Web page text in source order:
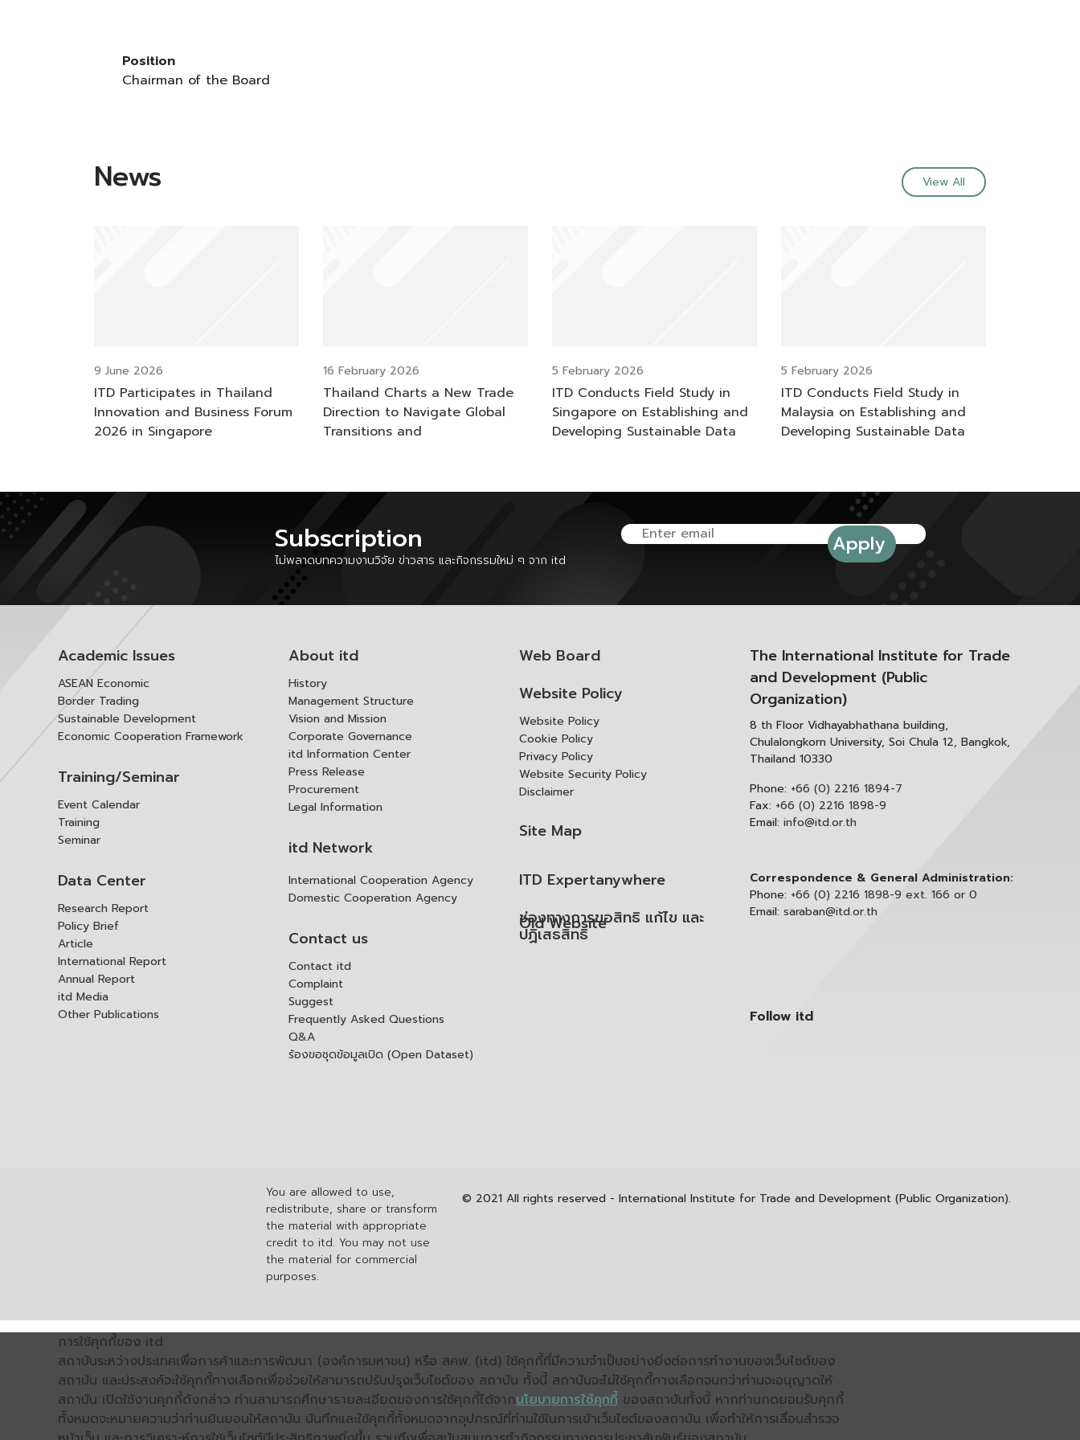
Position
Chairman of the Board
News View All
9 June 2026
ITD Participates in Thailand
Innovation and Business Forum
2026 in Singapore
16 February 2026
Thailand Charts a New Trade
Direction to Navigate Global
Transitions and
into Long-Term Resilience and
Competitiveness
5 February 2026
ITD Conducts Field Study in
Singapore on Establishing and
Developing Sustainable Data
5 February 2026
ITD Conducts Field Study in
Malaysia on Establishing and
Developing Sustainable Data
Subscription
ไม่พลาดบทความงานวิจัย ข่าวสาร และกิจกรรมใหม่ ๆ จาก itd
Academic Issues
ASEAN Economic
Border Trading
Sustainable Development
Economic Cooperation Framework
Training/Seminar
Event Calendar
Training
Seminar
Data Center
Research Report
Policy Brief
Article
International Report
Annual Report
itd Media
Other Publications
About itd
History
Management Structure
Vision and Mission
Corporate Governance
itd Information Center
Press Release
Procurement
Legal Information
itd Network
International Cooperation Agency
Domestic Cooperation Agency
Contact us
Contact itd
Complaint
Suggest
Frequently Asked Questions
Q&A
ร้องขอชุดข้อมูลเปิด (Open Dataset)
Web Board
Website Policy
Website Policy
Cookie Policy
Privacy Policy
Website Security Policy
Disclaimer
Site Map
ITD Expertanywhere
ช่องทางการขอสิทธิ แก้ไข และ
ปฏิเสธสิทธิ
Old Website
The International Institute for Trade
and Development (Public
Organization)
8 th Floor Vidhayabhathana building,
Chulalongkorn University, Soi Chula 12, Bangkok,
Thailand 10330
Phone: +66 (0) 2216 1894-7
Fax: +66 (0) 2216 1898-9
Email: info@itd.or.th
Correspondence & General Administration:
Phone: +66 (0) 2216 1898-9 ext. 166 or 0
Email: saraban@itd.or.th
Follow itd
You are allowed to use,
redistribute, share or transform
the material with appropriate
credit to itd. You may not use
the material for commercial
purposes.
© 2021 All rights reserved - International Institute for Trade and Development (Public Organization).
การใช้คุกกี้ของ itd
สถาบันระหว่างประเทศเพื่อการค้าและการพัฒนา (องค์การมหาชน) หรือ สคพ. (itd) ใช้คุกกี้ที่มีความจำเป็นอย่างยิ่งต่อการทำงานของเว็บไซต์ของ
สถาบัน และประสงค์จะใช้คุกกี้ทางเลือกเพื่อช่วยให้สามารถปรับปรุงเว็บไซต์ของ สถาบัน ทั้งนี้ สถาบันจะไม่ใช้คุกกี้ทางเลือกจนกว่าท่านจะอนุญาตให้
สถาบัน เปิดใช้งานคุกกี้ดังกล่าว ท่านสามารถศึกษารายละเอียดของการใช้คุกกี้ได้จากนโยบายการใช้คุกกี้ ของสถาบันทั้งนี้ หากท่านกดยอมรับคุกกี้
ทั้งหมดจะหมายความว่าท่านยินยอมให้สถาบัน บันทึกและใช้คุกกี้ทั้งหมดจากอุปกรณ์ที่ท่านใช้ในการเข้าเว็บไซต์ของสถาบัน เพื่อทำให้การเลื่อนสำรวจ